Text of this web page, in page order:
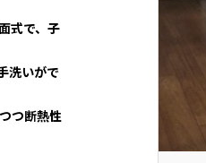
式で、子
洗いがで
つ断熱性